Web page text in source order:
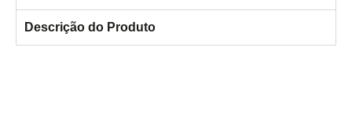
Descrição do Produto